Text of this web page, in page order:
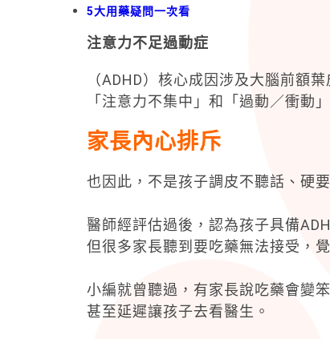
5大用藥疑問一次看
注意力不足過動症
（ADHD）核心成因涉及大腦前額
「注意力不集中」和「過動／衝動
家長內心排斥
也因此，不是孩子調皮不聽話、硬
醫師經評估過後，認為孩子具備
但很多家長聽到要吃藥無法接受，
小編就曾聽過，有家長說吃藥會變
甚至延遲讓孩子去看醫生。